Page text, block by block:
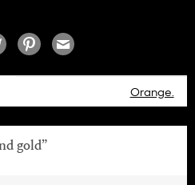
Orange.
gold”